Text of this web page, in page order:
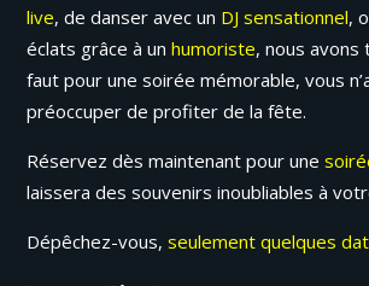
live, de danser avec un DJ sensationnel,
éclats grâce à unhumoriste, nous avons
faut pour une soirée mémorable, vous
préoccuper de profiter de la fête.
Réservez dès maintenant pour une
laissera des souvenirs inoubliables à
Dépêchez-vous,seulement quelques